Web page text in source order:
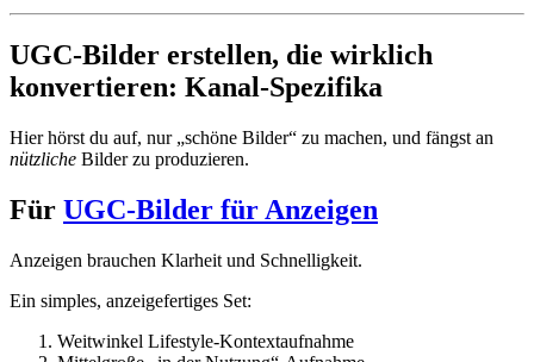
UGC-Bilder erstellen, die wirklich
konvertieren: Kanal-Spezifika
Hier hörst du auf, nur „schöne Bilder“ zu machen, und fängst an
nützliche Bilder zu produzieren.
Für UGC-Bilder für Anzeigen
Anzeigen brauchen Klarheit und Schnelligkeit.
Ein simples, anzeigefertiges Set:
Weitwinkel Lifestyle-Kontextaufnahme